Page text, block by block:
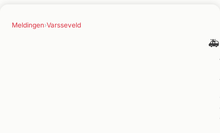
Meldingen›Varsseveld
🚑